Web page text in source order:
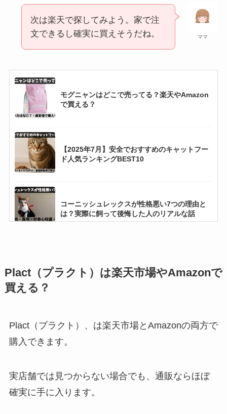
ママ
次は楽天で探してみよう。家で注
文できるし確実に買えそうだね。
モグニャンはどこで売ってる？楽天やAmazon
で買える？
【2025年7月】安全でおすすめのキャットフー
ド人気ランキングBEST10
コーニッシュレックスが性格悪い7つの理由と
は？実際に飼って後悔した人のリアルな話
Amazonの最安値は？
楽天やAmazonで買える？
Amazonの最安値は？
Plact（プラクト）は楽天市場やAmazonで
買える？
Plact（プラクト）、は楽天市場と Amazonの両方で
購入できます。
実店舗では見つからない場合でも、通販ならほぼ
確実に手に入ります。